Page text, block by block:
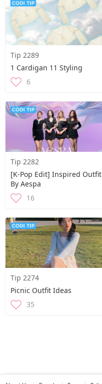
Tip 2289
1 Cardigan 11 Styling
6
Tip 2282
[K-Pop Edit] Inspired Outfit
By Aespa
16
Tip 2274
Picnic Outfit Ideas
35